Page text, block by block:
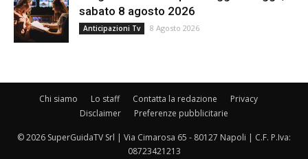
sabato 8 agosto 2026
Anticipazioni Tv 8 Agosto 2026
Chi siamo Lo staff Contatta la redazione
Privacy
Disclaimer
Preferenze pubblicitarie
© 2026 SuperGuidaTV Srl | Via Cimarosa 65 - 80127 Napoli | C.F. P.Iva:
08723421213